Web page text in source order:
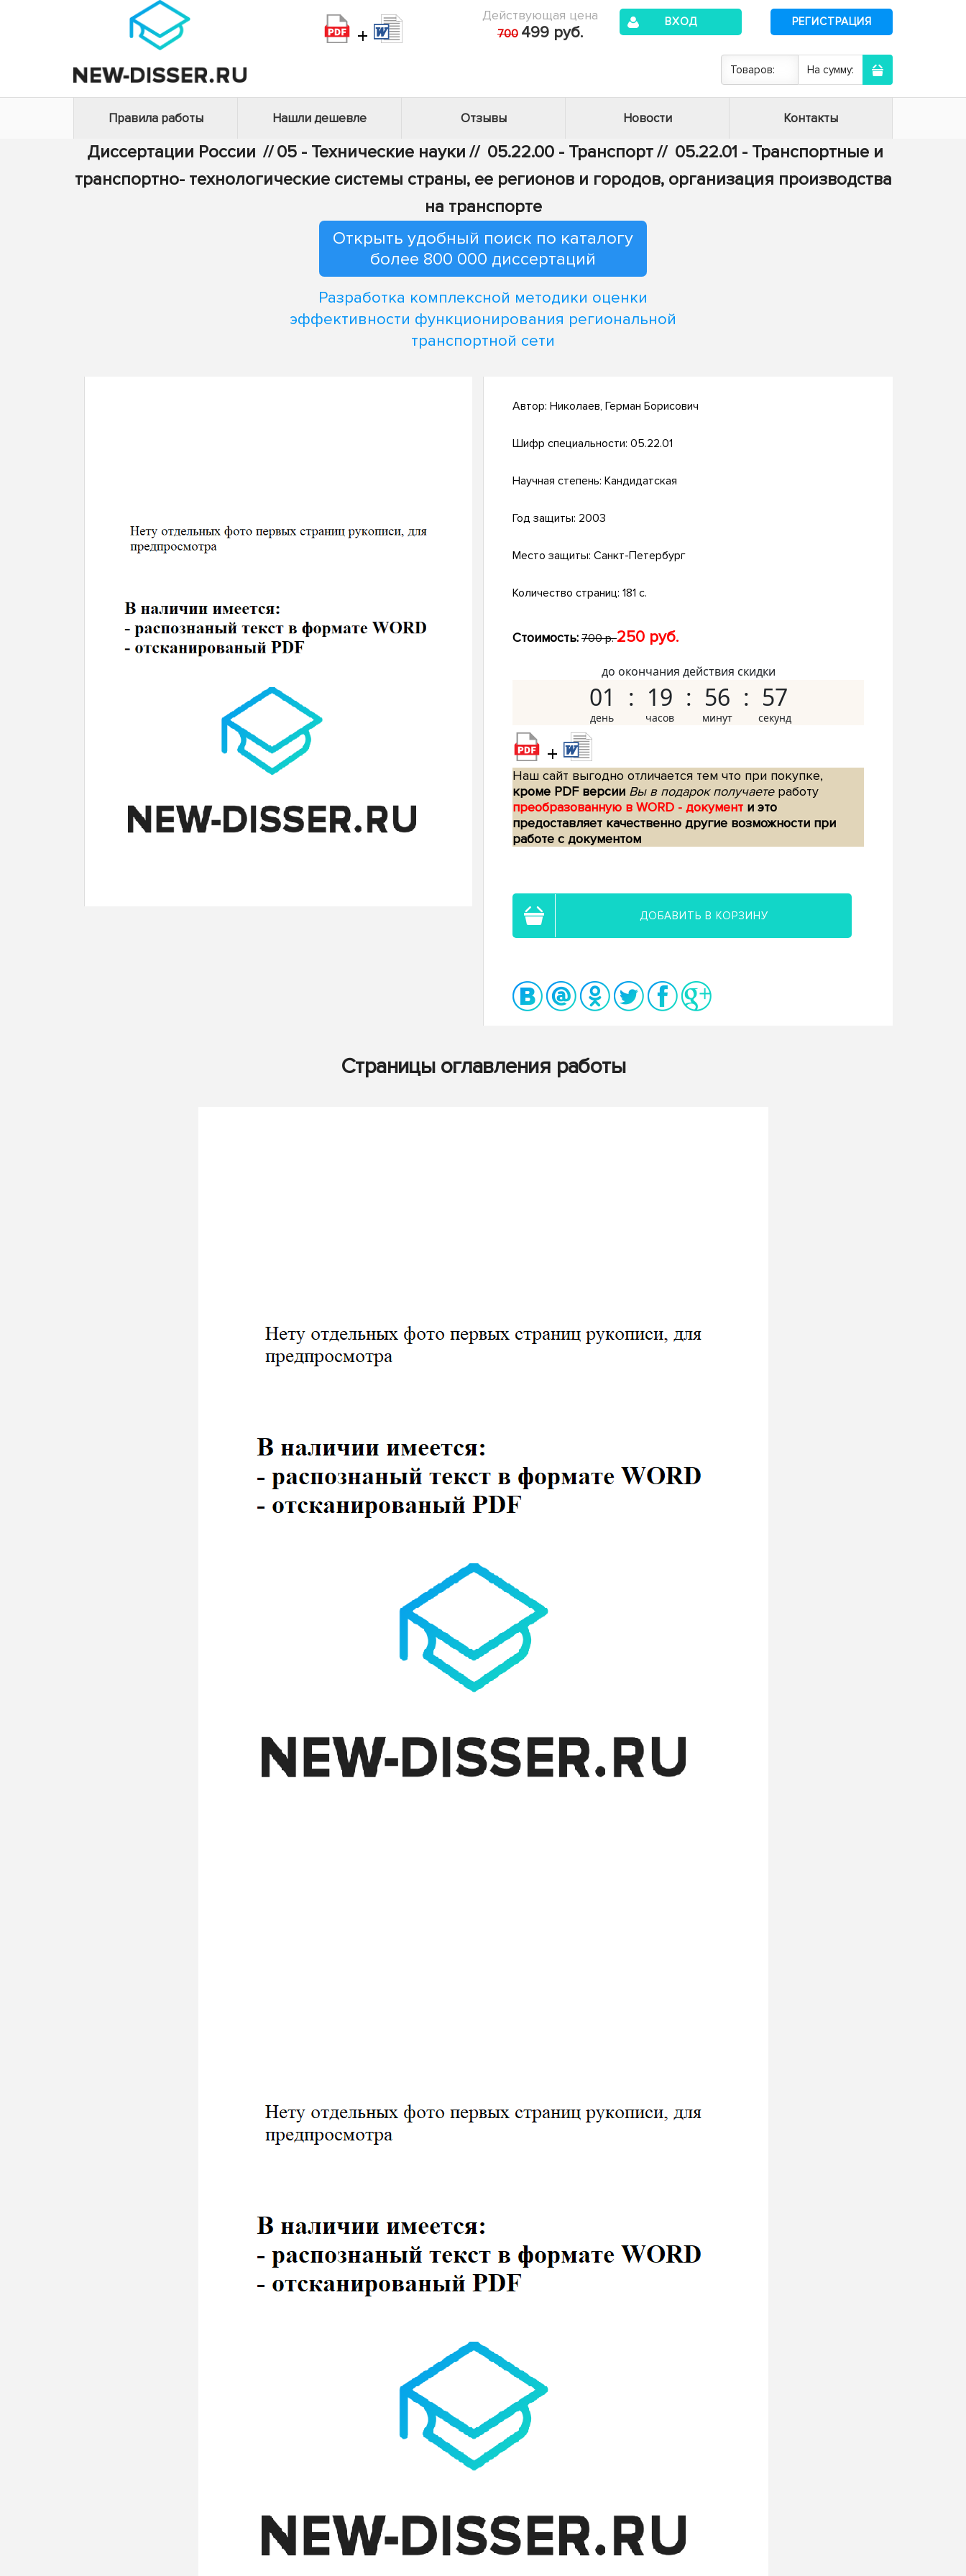
+
Действующая цена
700 499 руб.
ВХОД РЕГИСТРАЦИЯ
Товаров: На сумму:
Правила работы Нашли дешевле Отзывы Новости Контакты
Диссертации России // 05 - Технические науки // 05.22.00 - Транспорт// 05.22.01 - Транспортные и
транспортно- технологические системы страны, ее регионов и городов, организация производства
на транспорте
Открыть удобный поиск по каталогу
более 800 000 диссертаций
Разработка комплексной методики оценки
эффективности функционирования региональной
транспортной сети
Автор: Николаев, Герман Борисович
Шифр специальности: 05.22.01
Научная степень: Кандидатская
Год защиты: 2003
Место защиты: Санкт-Петербург
Количество страниц: 181 с.
Стоимость: 700 р.250 руб.
до окончания действия скидки
01 19 56 56
+
Наш сайт выгодно отличается тем что при покупке,
кроме PDF версии Вы в подарок получаетеработу
преобразованную в WORD - документ и это
предоставляет качественно другие возможности при
работе с документом
ДОБАВИТЬ В КОРЗИНУ
Страницы оглавления работы